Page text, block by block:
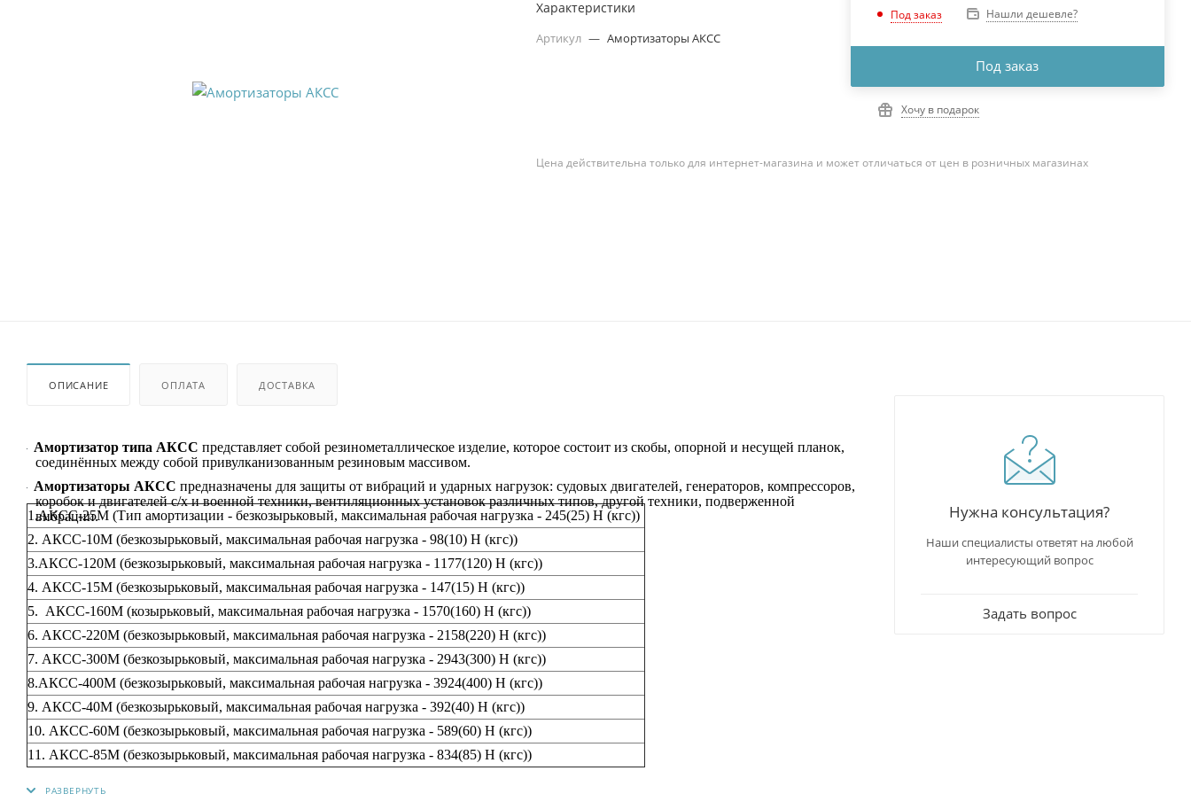
Характеристики
Артикул — Амортизаторы АКСС
Под заказ Нашли дешевле?
Под заказ
Хочу в подарок
Цена действительна только для интернет-магазина и может отличаться от цен в розничных магазинах
ОПИСАНИЕ ОПЛАТА ДОСТАВКА
Амортизатор типа АКСС представляет собой резинометаллическое изделие, которое состоит из скобы, опорной и несущей планок,
соединённых между собой привулканизованным резиновым массивом.
Амортизаторы АКСС предназначены для защиты от вибраций и ударных нагрузок: судовых двигателей, генераторов, компрессоров,
коробок и двигателей с/х и военной техники, вентиляционных установок различных типов, другой техники, подверженной
вибрации.
1.АКСС-25М (Тип амортизации - безкозырьковый, максимальная рабочая нагрузка - 245(25) Н (кгс))
2. АКСС-10М (безкозырьковый, максимальная рабочая нагрузка - 98(10) Н (кгс))
3.АКСС-120М (безкозырьковый, максимальная рабочая нагрузка - 1177(120) Н (кгс))
4. АКСС-15М (безкозырьковый, максимальная рабочая нагрузка - 147(15) Н (кгс))
5. АКСС-160М (козырьковый, максимальная рабочая нагрузка - 1570(160) Н (кгс))
6. АКСС-220М (безкозырьковый, максимальная рабочая нагрузка - 2158(220) Н (кгс))
7. АКСС-300М (безкозырьковый, максимальная рабочая нагрузка - 2943(300) Н (кгс))
8.АКСС-400М (безкозырьковый, максимальная рабочая нагрузка - 3924(400) Н (кгс))
9. АКСС-40М (безкозырьковый, максимальная рабочая нагрузка - 392(40) Н (кгс))
10. АКСС-60М (безкозырьковый, максимальная рабочая нагрузка - 589(60) Н (кгс))
11. АКСС-85М (безкозырьковый, максимальная рабочая нагрузка - 834(85) Н (кгс))
Нужна консультация?
Наши специалисты ответят на любой
интересующий вопрос
Задать вопрос